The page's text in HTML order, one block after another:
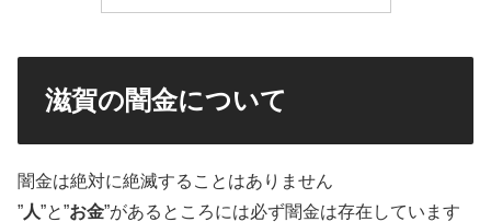
滋賀の闇金について
闇金は絶対に絶滅することはありません
”人”と”お金”があるところには必ず闇金は存在しています